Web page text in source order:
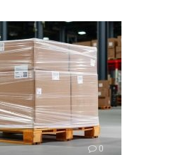
0